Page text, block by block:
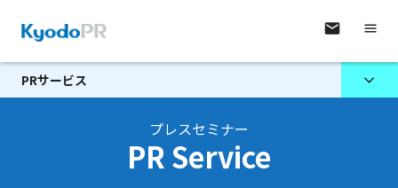
PRサービス
プレスセミナー
PR Service